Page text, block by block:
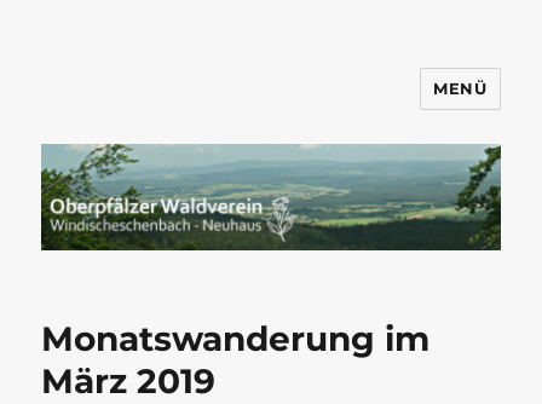
Windischeschenbach-Neuhaus
MENÜ
Monatswanderung im
März 2019